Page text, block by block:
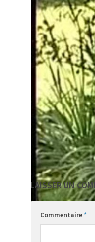
Fiche
VOIR AUSSI
Patrimoine
LAISSER UN
Commentaire*